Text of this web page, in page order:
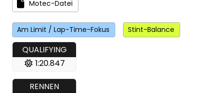
Motec-Datei
Am Limit / Lap-Time-Fokus Stint-Balance
QUALIFYING
1:20.847
RENNEN